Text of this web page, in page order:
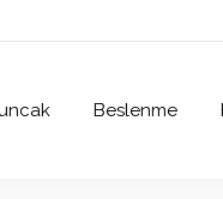
Beslenme